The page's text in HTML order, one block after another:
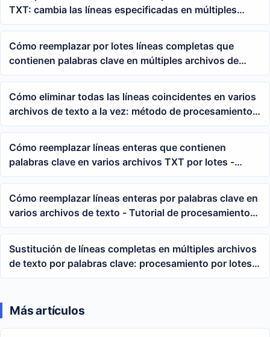
TXT: cambia las líneas especificadas en múltiples
archivos de texto por un nuevo contenido según
palabras clave
Cómo reemplazar por lotes líneas completas que
contienen palabras clave en múltiples archivos de
texto TXT
Cómo eliminar todas las líneas coincidentes en varios
archivos de texto a la vez: método de procesamiento
por lotes con comodines y expresiones regulares
Cómo reemplazar líneas enteras que contienen
palabras clave en varios archivos TXT por lotes -
Tutorial de expresiones regulares
Cómo reemplazar líneas enteras por palabras clave en
varios archivos de texto - Tutorial de procesamiento
por lotes TXT
Sustitución de líneas completas en múltiples archivos
de texto por palabras clave: procesamiento por lotes
de contenido TXT con expresiones regulares
Más artículos